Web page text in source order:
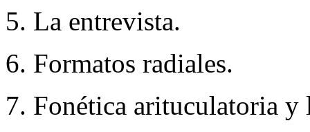
5. La entrevista.
6. Formatos radiales.
7. Fonética arituculatoria